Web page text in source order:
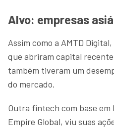
Alvo: empresas
Assim como a AMTD
que abriram capital
também tiveram um
do mercado.
Outra fintech com base em
Empire Global, viu suas